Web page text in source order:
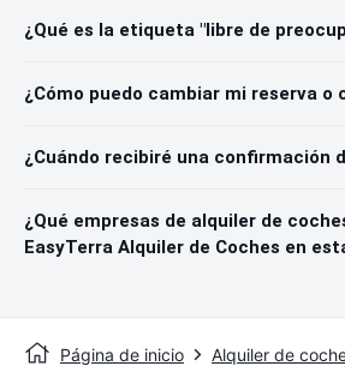
¿Qué es la etiqueta "libre de
¿Cómo puedo cambiar mi reserva o
¿Cuándo recibiré una confirmación
¿Qué empresas de alquiler de
EasyTerra Alquiler de Coches en
Página de inicio Alquiler de